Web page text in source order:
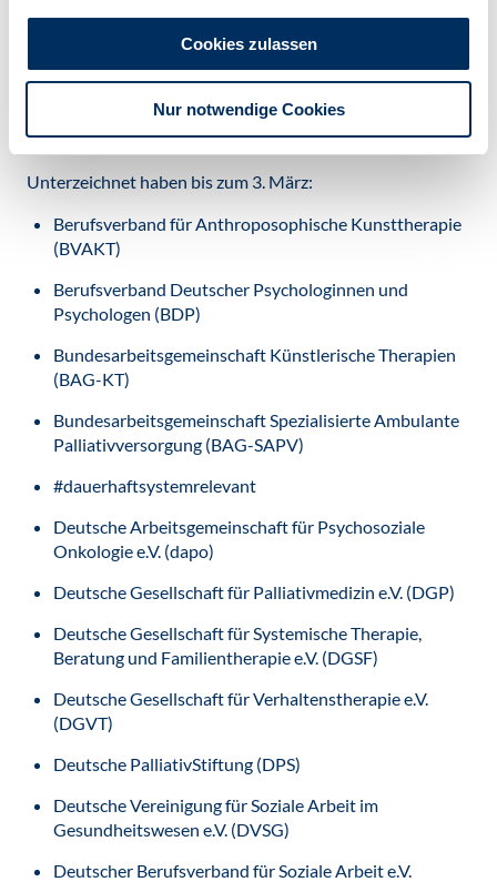
Cookies zulassen
Nur notwendige Cookies
Versorgung der DGP und Mitautorin des Aufrufs.
APPELL JETZT HANDELN PERSONAL IM
GESUNDHEITSWESEN VOR BURNOUT
Unterzeichnet haben bis zum 3. März:
Berufsverband für Anthroposophische Kunsttherapie
(BVAKT)
Berufsverband Deutscher Psychologinnen und
Psychologen (BDP)
Bundesarbeitsgemeinschaft Künstlerische Therapien
(BAG-KT)
Bundesarbeitsgemeinschaft Spezialisierte Ambulante
Palliativversorgung (BAG-SAPV)
#dauerhaftsystemrelevant
Deutsche Arbeitsgemeinschaft für Psychosoziale
Onkologie e.V. (dapo)
Deutsche Gesellschaft für Palliativmedizin e.V. (DGP)
Deutsche Gesellschaft für Systemische Therapie,
Beratung und Familientherapie e.V. (DGSF)
Deutsche Gesellschaft für Verhaltenstherapie e.V.
(DGVT)
Deutsche PalliativStiftung (DPS)
Deutsche Vereinigung für Soziale Arbeit im
Gesundheitswesen e.V. (DVSG)
Deutscher Berufsverband für Soziale Arbeit e.V.